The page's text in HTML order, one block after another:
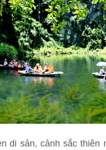
di sản, cảnh sắc thiên